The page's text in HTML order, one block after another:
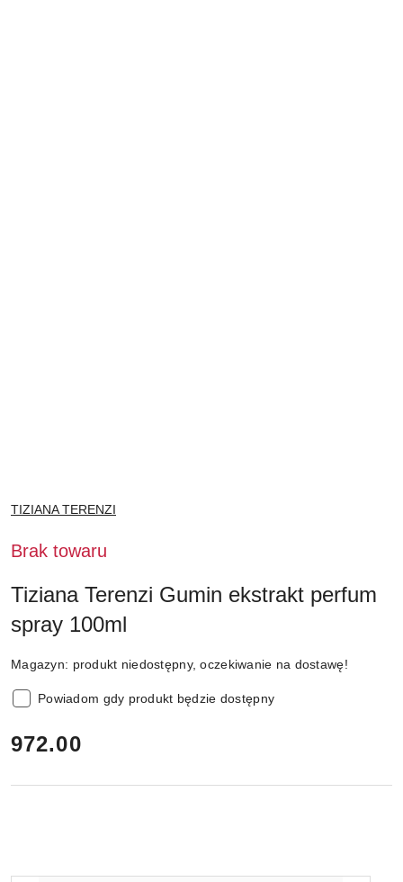
NAZWA
PRODUCENTA:
TIZIANA TERENZI
Brak towaru
Tiziana Terenzi Gumin ekstrakt perfum
spray 100ml
Magazyn: produkt niedostępny, oczekiwanie na dostawę!
Powiadom gdy produkt będzie dostępny
cena:
972.00